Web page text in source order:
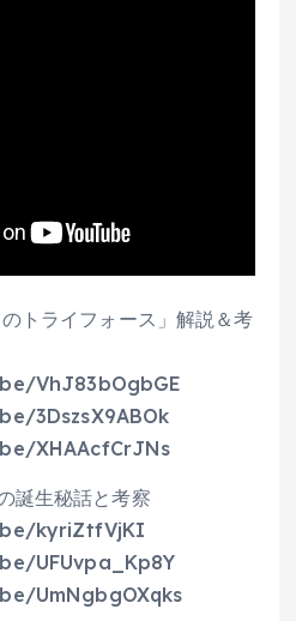
トライフォース」解説＆考
VhJ83bOgbGE
3DszsX9ABOk
XHAAcfCrJNs
誕生秘話と考察
kyriZtfVjKI
UFUvpa_Kp8Y
UmNgbgOXqks